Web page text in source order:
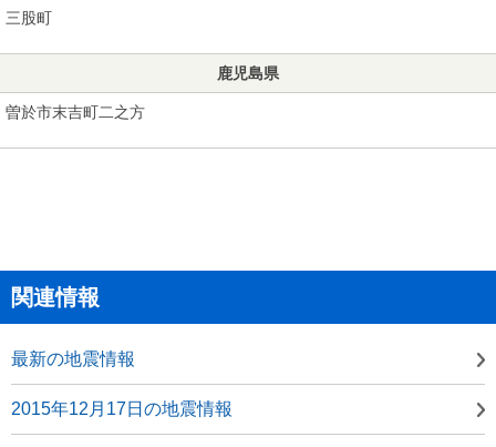
三股町
鹿児島県
曽於市末吉町二之方
関連情報
最新の地震情報
2015年12月17日の地震情報